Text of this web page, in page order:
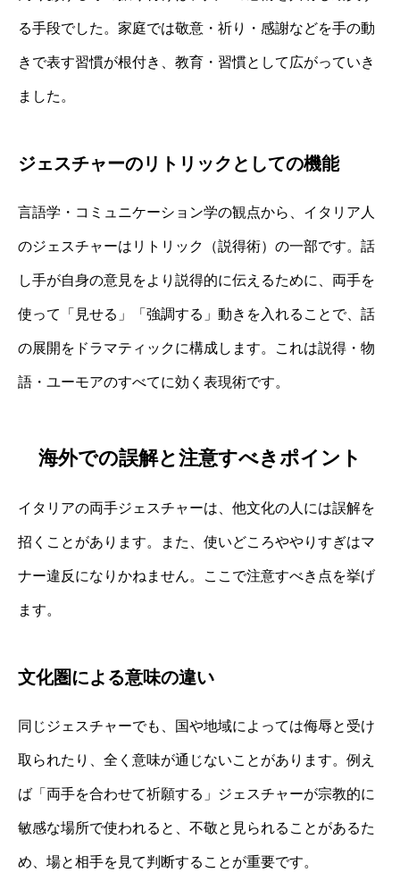
る手段でした。家庭では敬意・祈り・感謝などを手の動
きで表す習慣が根付き、教育・習慣として広がっていき
ました。
ジェスチャーのリトリックとしての機能
言語学・コミュニケーション学の観点から、イタリア人
のジェスチャーはリトリック（説得術）の一部です。話
し手が自身の意見をより説得的に伝えるために、両手を
使って「見せる」「強調する」動きを入れることで、話
の展開をドラマティックに構成します。これは説得・物
語・ユーモアのすべてに効く表現術です。
海外での誤解と注意すべきポイント
イタリアの両手ジェスチャーは、他文化の人には誤解を
招くことがあります。また、使いどころややりすぎはマ
ナー違反になりかねません。ここで注意すべき点を挙げ
ます。
文化圏による意味の違い
同じジェスチャーでも、国や地域によっては侮辱と受け
取られたり、全く意味が通じないことがあります。例え
ば「両手を合わせて祈願する」ジェスチャーが宗教的に
敏感な場所で使われると、不敬と見られることがあるた
め、場と相手を見て判断することが重要です。